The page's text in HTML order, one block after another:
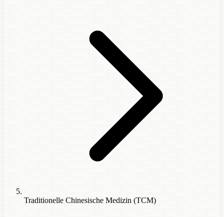
Traditionelle Chinesische Medizin (TCM)